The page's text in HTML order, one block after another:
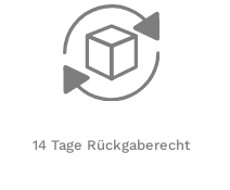
14 Tage Rückgaberecht